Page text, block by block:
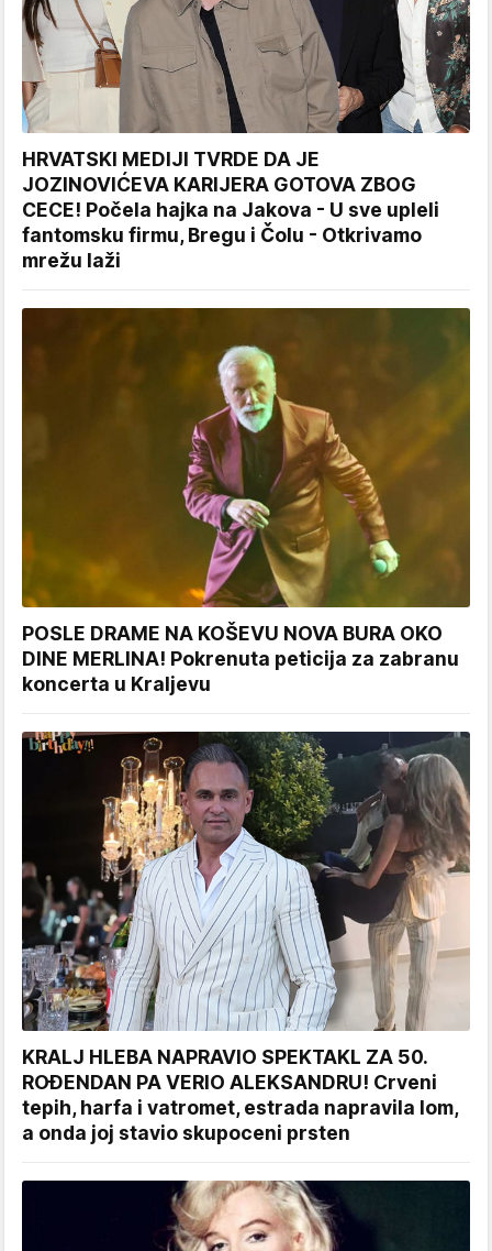
HRVATSKI MEDIJI TVRDE DA JE
JOZINOVIĆEVA KARIJERA GOTOVA ZBOG
CECE! Počela hajka na Jakova - U sve upleli
fantomsku firmu, Bregu i Čolu - Otkrivamo
mrežu laži
POSLE DRAME NA KOŠEVU NOVA BURA OKO
DINE MERLINA! Pokrenuta peticija za zabranu
koncerta u Kraljevu
KRALJ HLEBA NAPRAVIO SPEKTAKL ZA 50.
ROĐENDAN PA VERIO ALEKSANDRU! Crveni
tepih, harfa i vatromet, estrada napravila lom,
a onda joj stavio skupoceni prsten